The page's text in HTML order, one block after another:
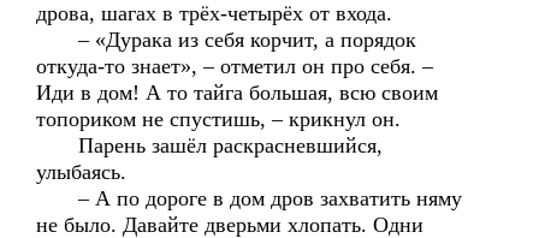
дрова, шагах в трёх-четырёх от входа.
– «Дурака из себя корчит, а порядок
откуда-то знает», – отметил он про себя. –
Иди в дом! А то тайга большая, всю своим
топориком не спустишь, – крикнул он.
Парень зашёл раскрасневшийся,
улыбаясь.
– А по дороге в дом дров захватить няму
не было. Давайте дверьми хлопать. Одни